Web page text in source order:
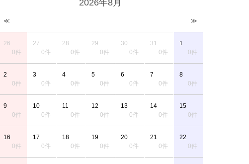
2026年8月
≪ ≫
26
0件
27
0件
28
0件
29
0件
30
0件
31
0件
1
0件
2
0件
3
0件
4
0件
5
0件
6
0件
7
0件
8
0件
9
0件
10
0件
11
0件
12
0件
13
0件
14
0件
15
0件
16
0件
17
0件
18
0件
19
0件
20
0件
21
0件
22
0件